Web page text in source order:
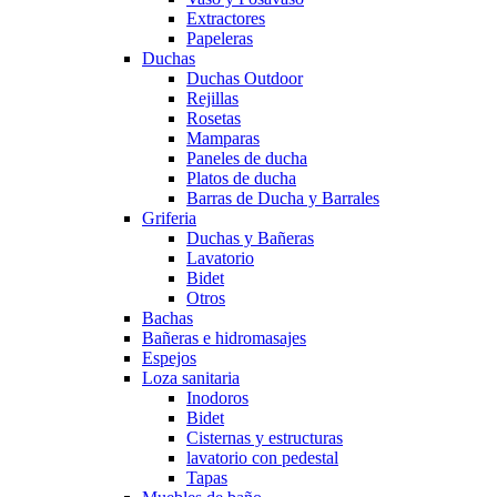
Extractores
Papeleras
Duchas
Duchas Outdoor
Rejillas
Rosetas
Mamparas
Paneles de ducha
Platos de ducha
Barras de Ducha y Barrales
Griferia
Duchas y Bañeras
Lavatorio
Bidet
Otros
Bachas
Bañeras e hidromasajes
Espejos
Loza sanitaria
Inodoros
Bidet
Cisternas y estructuras
lavatorio con pedestal
Tapas